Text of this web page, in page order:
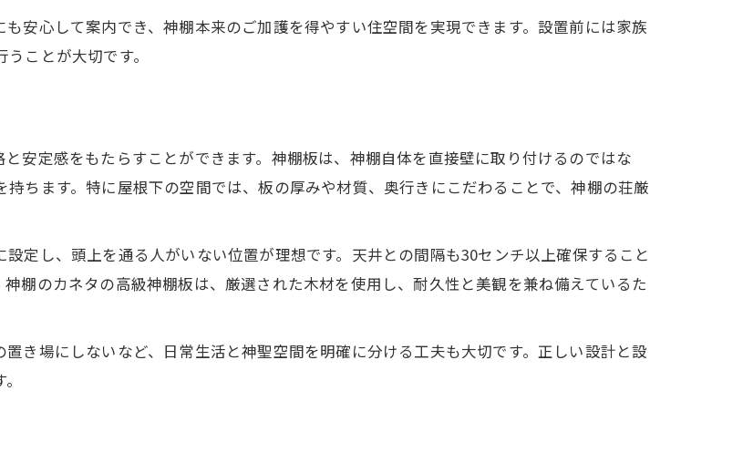
根と神棚の関係で守る大切な作法
棚のカネタが提案する失礼防止策
屋根選びに悩む方必見の実践知識
棚・高級神棚板選びで重視すべき屋根形状
棚・神棚のカネタで叶える住空間最適化
屋根裏や屋根なし住宅での神棚設置の工夫
カネタによる屋根環境下の作法解説
棚のカネタ流・屋根下での正しい祀り手順
安心して案内でき、神棚本来のご加護を得やすい住空間を実現できます。設置前には家族
ことが大切です。
安定感をもたらすことができます。神棚板は、神棚自体を直接壁に取り付けるのではな
ちます。特に屋根下の空間では、板の厚みや材質、奥行きにこだわることで、神棚の荘厳
定し、頭上を通る人がいない位置が理想です。天井との間隔も30センチ以上確保すること
棚のカネタの高級神棚板は、厳選された木材を使用し、耐久性と美観を兼ね備えているた
き場にしないなど、日常生活と神聖空間を明確に分ける工夫も大切です。正しい設計と設